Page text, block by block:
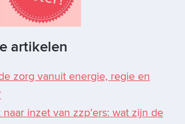
artikelen
zorg vanuit energie, regie en
inzet van zzp’ers: wat zijn de